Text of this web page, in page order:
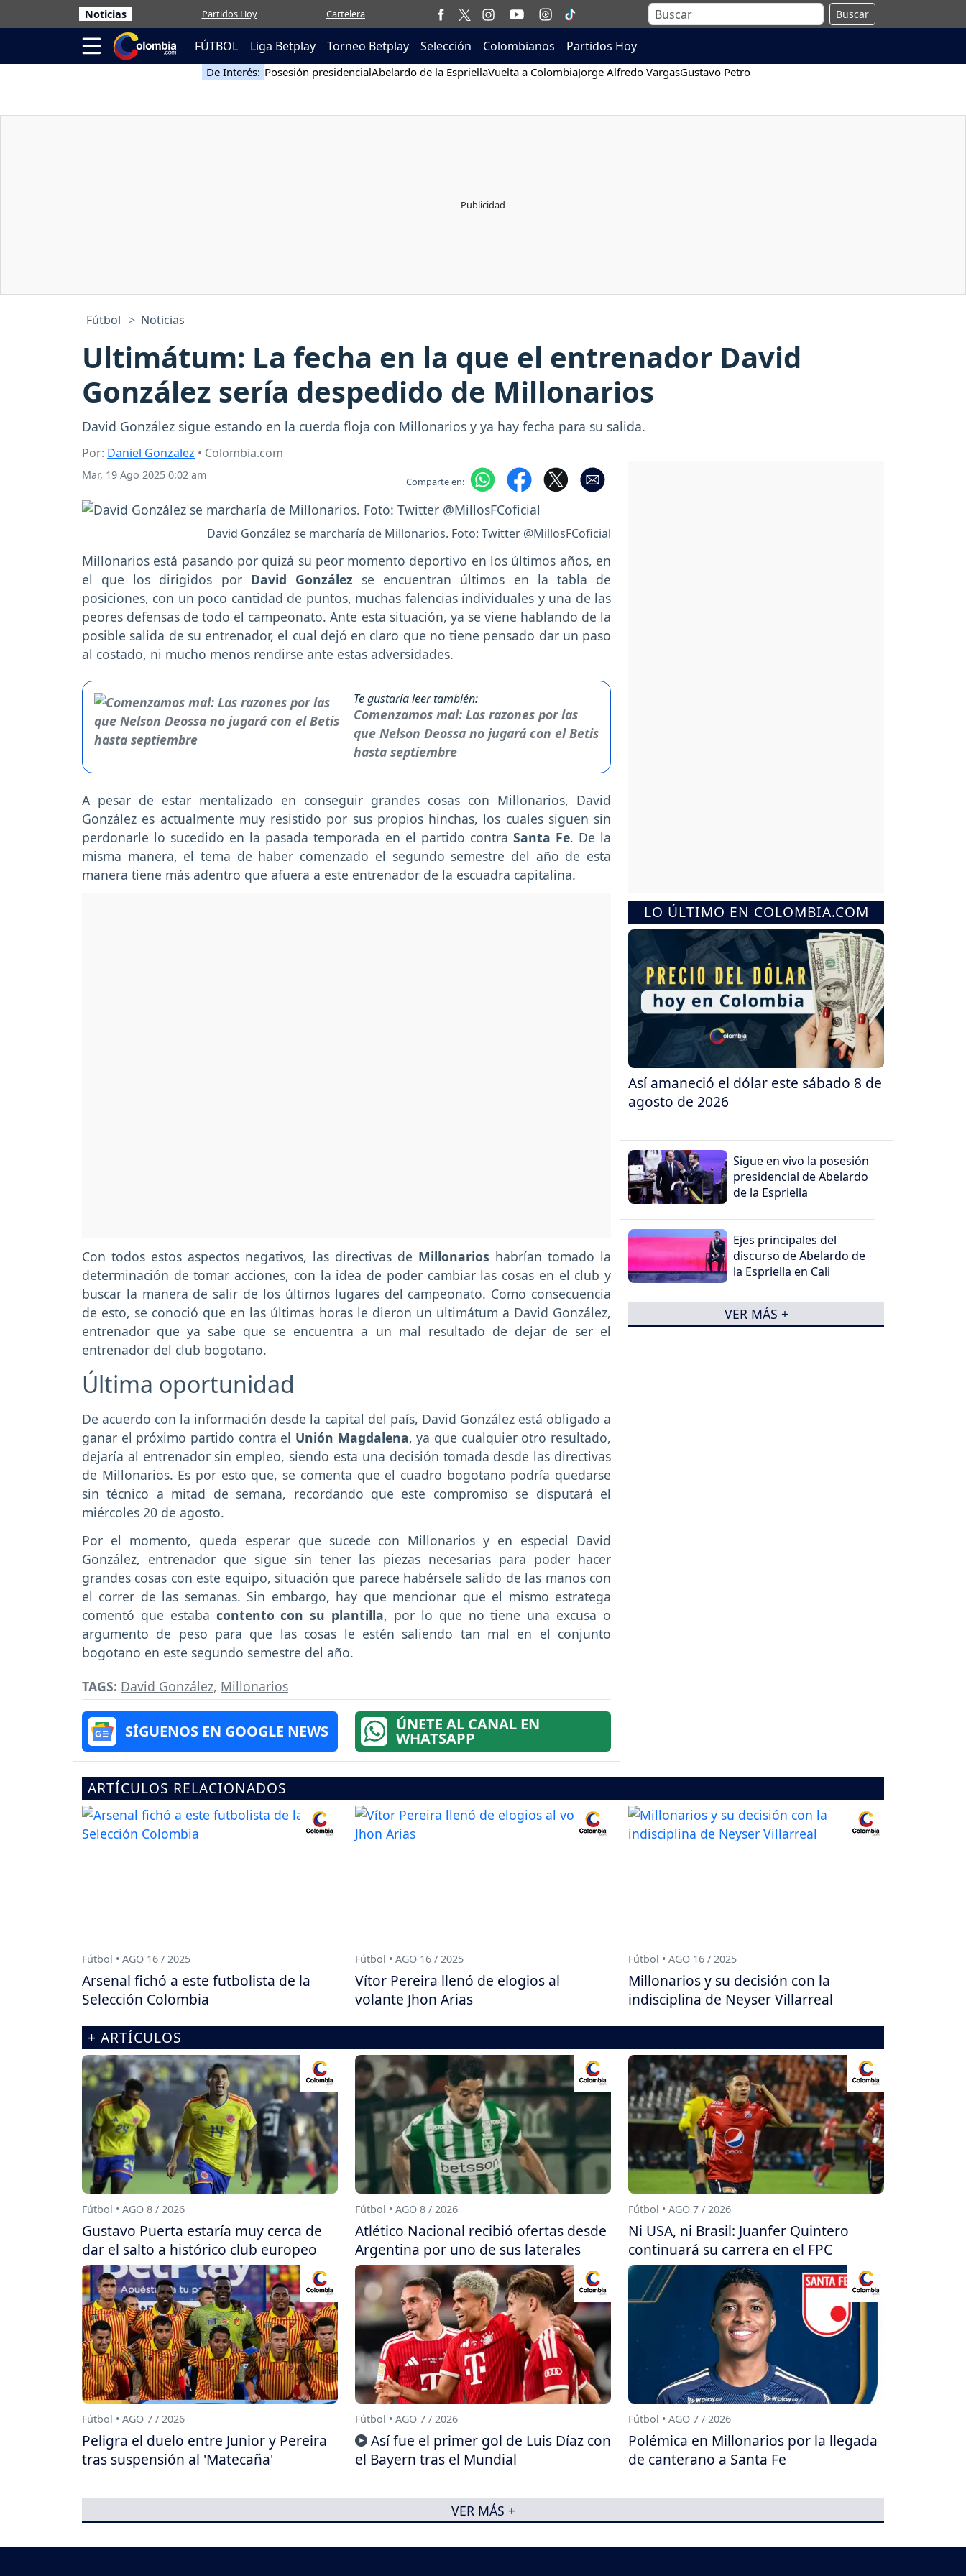
Noticias Partidos Hoy Cartelera Buscar
FÚTBOL Liga Betplay Torneo Betplay Selección Colombianos Partidos Hoy
De Interés: Posesión presidencialAbelardo de la EspriellaVuelta a ColombiaJorge Alfredo VargasGustavo Petro
Fútbol Noticias
Ultimátum: La fecha en la que el entrenador David
González sería despedido de Millonarios
David González sigue estando en la cuerda floja con Millonarios y ya hay fecha para su salida.
Por: Daniel Gonzalez • Colombia.com
Mar, 19 Ago 2025 0:02 am Comparte en:
David González se marcharía de Millonarios. Foto: Twitter @MillosFCoficial
Millonarios está pasando por quizá su peor momento deportivo en los últimos años, en
el que los dirigidos por David González se encuentran últimos en la tabla de
posiciones, con un poco cantidad de puntos, muchas falencias individuales y una de las
peores defensas de todo el campeonato. Ante esta situación, ya se viene hablando de la
posible salida de su entrenador, el cual dejó en claro que no tiene pensado dar un paso
al costado, ni mucho menos rendirse ante estas adversidades.
Te gustaría leer también:
Comenzamos mal: Las razones por las
que Nelson Deossa no jugará con el Betis
hasta septiembre
A pesar de estar mentalizado en conseguir grandes cosas con Millonarios, David
González es actualmente muy resistido por sus propios hinchas, los cuales siguen sin
perdonarle lo sucedido en la pasada temporada en el partido contra Santa Fe. De la
misma manera, el tema de haber comenzado el segundo semestre del año de esta
manera tiene más adentro que afuera a este entrenador de la escuadra capitalina.
Con todos estos aspectos negativos, las directivas de Millonarios habrían tomado la
determinación de tomar acciones, con la idea de poder cambiar las cosas en el club y
buscar la manera de salir de los últimos lugares del campeonato. Como consecuencia
de esto, se conoció que en las últimas horas le dieron un ultimátum a David González,
entrenador que ya sabe que se encuentra a un mal resultado de dejar de ser el
entrenador del club bogotano.
Última oportunidad
De acuerdo con la información desde la capital del país, David González está obligado a
ganar el próximo partido contra el Unión Magdalena, ya que cualquier otro resultado,
dejaría al entrenador sin empleo, siendo esta una decisión tomada desde las directivas
de Millonarios. Es por esto que, se comenta que el cuadro bogotano podría quedarse
sin técnico a mitad de semana, recordando que este compromiso se disputará el
miércoles 20 de agosto.
Por el momento, queda esperar que sucede con Millonarios y en especial David
González, entrenador que sigue sin tener las piezas necesarias para poder hacer
grandes cosas con este equipo, situación que parece habérsele salido de las manos con
el correr de las semanas. Sin embargo, hay que mencionar que el mismo estratega
comentó que estaba contento con su plantilla, por lo que no tiene una excusa o
argumento de peso para que las cosas le estén saliendo tan mal en el conjunto
bogotano en este segundo semestre del año.
TAGS: David González, Millonarios
SÍGUENOS EN GOOGLE NEWS ÚNETE AL CANAL EN
WHATSAPP
LO ÚLTIMO EN COLOMBIA.COM
Así amaneció el dólar este sábado 8 de
agosto de 2026
Sigue en vivo la posesión
presidencial de Abelardo
de la Espriella
Ejes principales del
discurso de Abelardo de
la Espriella en Cali
VER MÁS +
ARTÍCULOS RELACIONADOS
Fútbol • AGO 16 / 2025
Arsenal fichó a este futbolista de la
Selección Colombia
Fútbol • AGO 16 / 2025
Vítor Pereira llenó de elogios al
volante Jhon Arias
Fútbol • AGO 16 / 2025
Millonarios y su decisión con la
indisciplina de Neyser Villarreal
+ ARTÍCULOS
Fútbol • AGO 8 / 2026
Gustavo Puerta estaría muy cerca de
dar el salto a histórico club europeo
Fútbol • AGO 8 / 2026
Atlético Nacional recibió ofertas desde
Argentina por uno de sus laterales
Fútbol • AGO 7 / 2026
Ni USA, ni Brasil: Juanfer Quintero
continuará su carrera en el FPC
Fútbol • AGO 7 / 2026
Peligra el duelo entre Junior y Pereira
tras suspensión al 'Matecaña'
Fútbol • AGO 7 / 2026
Así fue el primer gol de Luis Díaz con
el Bayern tras el Mundial
Fútbol • AGO 7 / 2026
Polémica en Millonarios por la llegada
de canterano a Santa Fe
VER MÁS +